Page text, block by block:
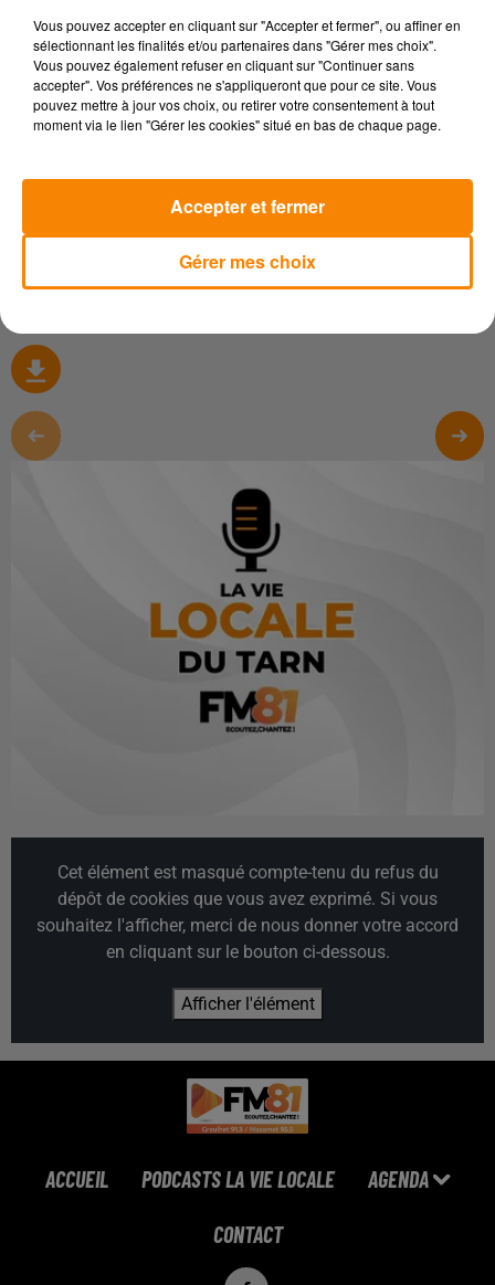
reproduit la force de traction d'un poisson, idéal
pour les débutants !).
Restauration :Espace restauration prévu sur place.
mètres d'exposition disponibles !
Contact et réservations :Vous pouvez joindre
directement Jérôme Jan à la permanence de l'AAPPMA
de Dourgne-Sorèze au07 85 81 50 21.
Cet élément est masqué compte-tenu du refus du
dépôt de cookies que vous avez exprimé. Si vous
souhaitez l'afficher, merci de nous donner votre accord
en cliquant sur le bouton ci-dessous.
Afficher l'élément
ACCUEIL PODCASTS LA VIE LOCALE AGENDA
CONTACT
Vous pouvez accepter en cliquant sur "Accepter et fermer", ou affiner en
sélectionnant les finalités et/ou partenaires dans "Gérer mes choix".
Vous pouvez également refuser en cliquant sur "Continuer sans
accepter". Vos préférences ne s'appliqueront que pour ce site. Vous
pouvez mettre à jour vos choix, ou retirer votre consentement à tout
moment via le lien "Gérer les cookies" situé en bas de chaque page.
Gérer mes choix
Accepter et fermer